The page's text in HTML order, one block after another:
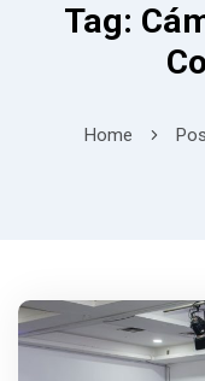
Tag:
Home